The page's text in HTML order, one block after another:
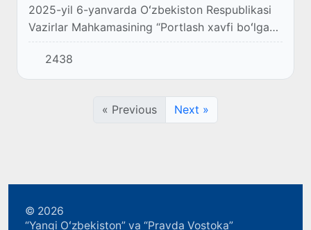
2025-yil 6-yanvarda Oʻzbekiston Respublikasi
Vazirlar Mahkamasining “Portlash xavfi boʻlgan
muhitlarda ishlatiladigan asbob-uskunalar
xavfsizligi toʻgʻrisidagi texnik reglamentni t...
2438
« Previous Next »
© 2026
“Yangi Oʻzbekiston” va “Pravda Vostoka”